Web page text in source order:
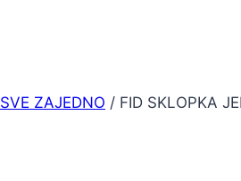
SVE ZAJEDNO / FID SKLOPKA